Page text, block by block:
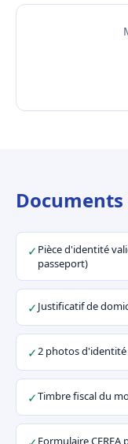
✓ Pièce d'identité
passeport)
✓Justificatif de
✓2 photos
✓Timbre fiscal du
Formulaire